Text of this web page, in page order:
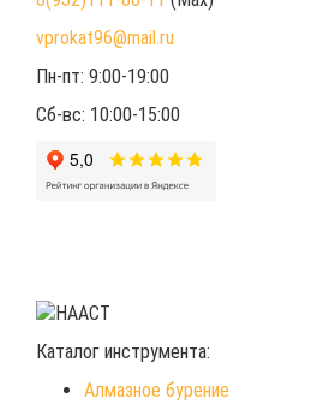
vprokat96@mail.ru
Пн-пт: 9:00-19:00
Сб-вс: 10:00-15:00
Каталог инструмента:
Алмазное бурение